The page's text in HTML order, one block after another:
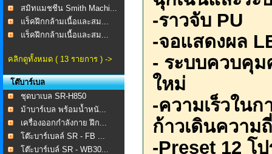
สมิทแมชชีน Smith Machi...
แร็คฝึกกล้ามเนื้อและสม...
แร็คฝึกกล้ามเนื้อและสม...
คลิกดูทั้งหมด ( 13 รายการ ) ->
โต๊บาร์เบล
ชุดบาเบล SR-H850
ม้าบาร์เบล พร้อมน้ำหนั...
เครื่องออกกำลังกาย ฝึก...
โต๊ะบาร์เบลล์ SR - FB ...
โต๊ะบาร์เบล์ SR - WB30...
-ราวจับ PU
-จอแสดงผล
- ระบบควบคุม
ใหม่
-ความเร็วใน
ก้าวเดินความ
-Preset 12 โ